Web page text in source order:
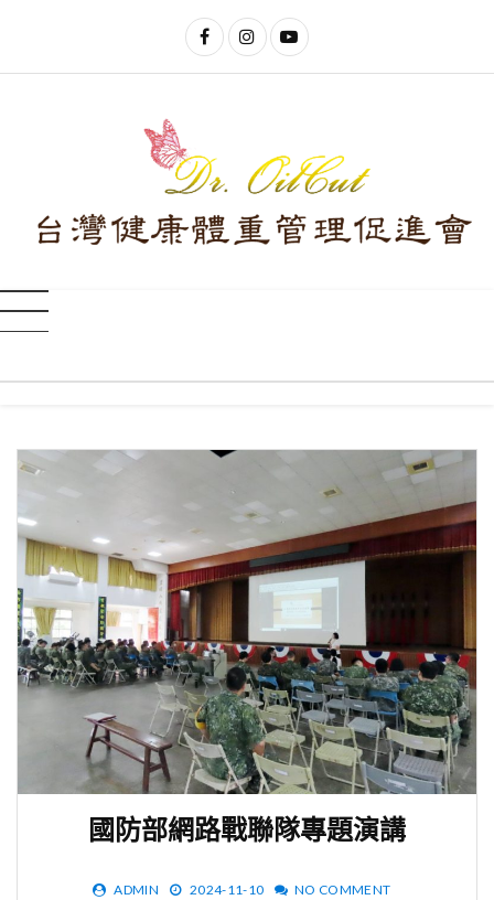
國防部網路戰聯隊專題演講
ADMIN 2024-11-10 NO COMMENT